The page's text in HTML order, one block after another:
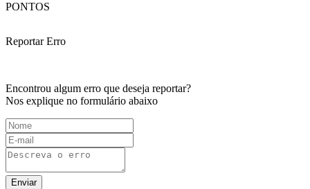
PONTOS
Reportar Erro
Encontrou algum erro que deseja reportar?
Nos explique no formulário abaixo
Enviar